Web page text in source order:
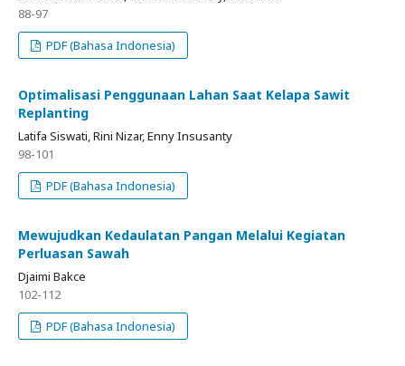
88-97
PDF (Bahasa Indonesia)
Optimalisasi Penggunaan Lahan Saat Kelapa Sawit
Replanting
Latifa Siswati, Rini Nizar, Enny Insusanty
98-101
PDF (Bahasa Indonesia)
Mewujudkan Kedaulatan Pangan Melalui Kegiatan
Perluasan Sawah
Djaimi Bakce
102-112
PDF (Bahasa Indonesia)